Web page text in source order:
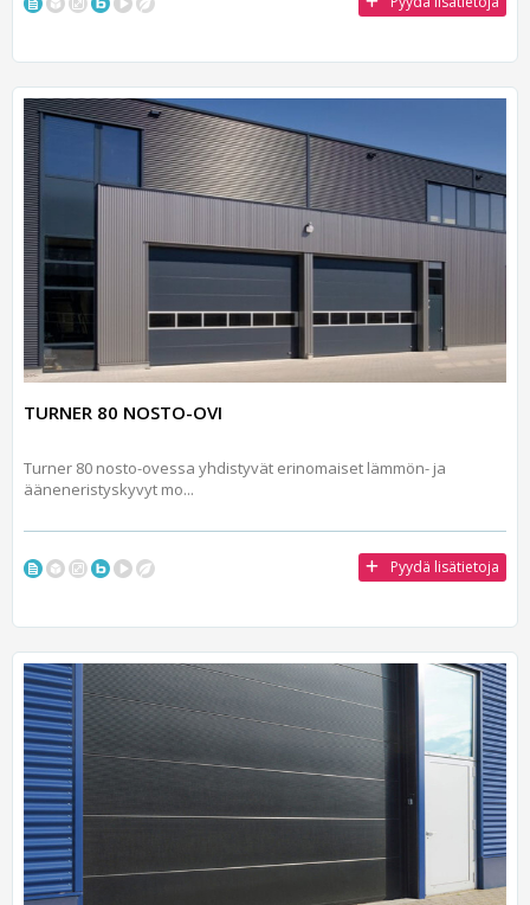
TURNER 80 NOSTO-OVI
Turner 80 nosto-ovessa yhdistyvät erinomaiset lämmön- ja
ääneneristyskyvyt mo...
Pyydä lisätietoja